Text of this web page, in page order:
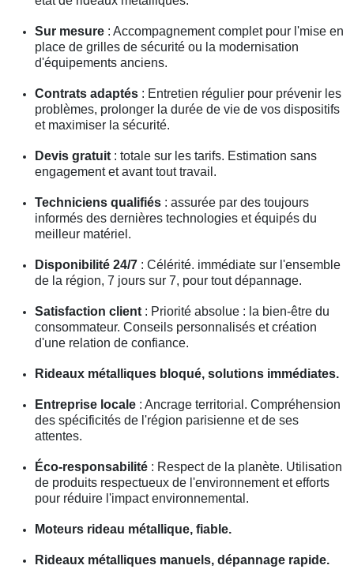
Sur mesure : Accompagnement complet pour l'mise en
place de grilles de sécurité ou la modernisation
d'équipements anciens.
Contrats adaptés : Entretien régulier pour prévenir les
problèmes, prolonger la durée de vie de vos dispositifs
et maximiser la sécurité.
Devis gratuit : totale sur les tarifs. Estimation sans
engagement et avant tout travail.
Techniciens qualifiés : assurée par des toujours
informés des dernières technologies et équipés du
meilleur matériel.
Disponibilité 24/7 : Célérité. immédiate sur l'ensemble
de la région, 7 jours sur 7, pour tout dépannage.
Satisfaction client : Priorité absolue : la bien-être du
consommateur. Conseils personnalisés et création
d'une relation de confiance.
Rideaux métalliques bloqué, solutions immédiates.
Entreprise locale : Ancrage territorial. Compréhension
des spécificités de l'région parisienne et de ses
attentes.
Éco-responsabilité : Respect de la planète. Utilisation
de produits respectueux de l'environnement et efforts
pour réduire l'impact environnemental.
Moteurs rideau métallique, fiable.
Rideaux métalliques manuels, dépannage rapide.